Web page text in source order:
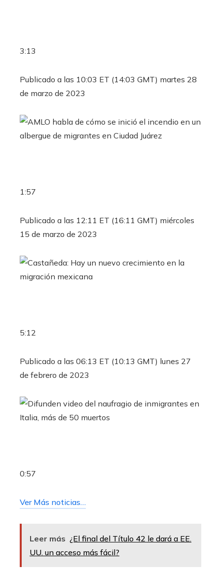
3:13
Publicado a las 10:03 ET (14:03 GMT) martes 28
de marzo de 2023
1:57
Publicado a las 12:11 ET (16:11 GMT) miércoles
15 de marzo de 2023
5:12
Publicado a las 06:13 ET (10:13 GMT) lunes 27
de febrero de 2023
0:57
Ver Más noticias…
Leer más ¿El final del Título 42 le dará a EE.
UU. un acceso más fácil?